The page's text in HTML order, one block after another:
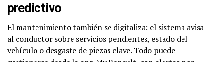
predictivo
El mantenimiento también se digitaliza: el sistema avisa
al conductor sobre servicios pendientes, estado del
vehículo o desgaste de piezas clave. Todo puede